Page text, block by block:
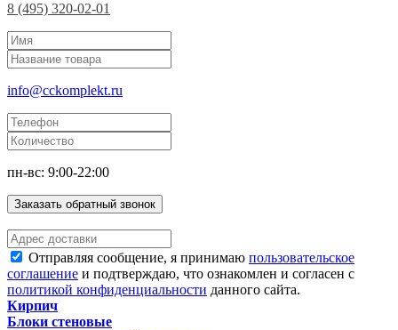
8 (495) 320-02-01
info@cckomplekt.ru
пн-вс: 9:00-22:00
Заказать обратный звонок
Отправляя сообщение, я принимаю пользовательское
соглашение и подтверждаю, что ознакомлен и согласен с
политикой конфиденциальности данного сайта.
Кирпич
Блоки стеновые